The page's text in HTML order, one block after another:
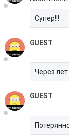
Супер!!!
GUEST
Через
GUEST